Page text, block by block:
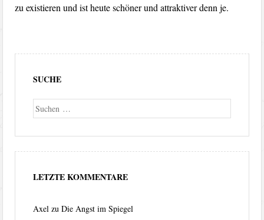
zu existieren und ist heute schöner und attraktiver denn je.
SUCHE
Suche
LETZTE KOMMENTARE
Axel zuDie Angst im Spiegel